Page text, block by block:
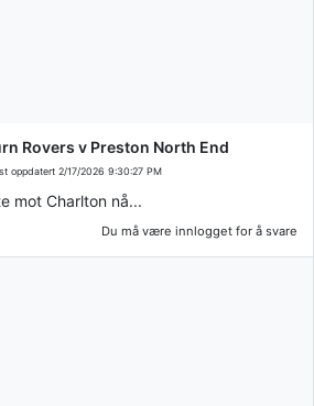
Rovers v Preston North End
oppdatert 2/17/2026 9:30:27 PM
mot Charlton nå...
Du må være innlogget for å svare